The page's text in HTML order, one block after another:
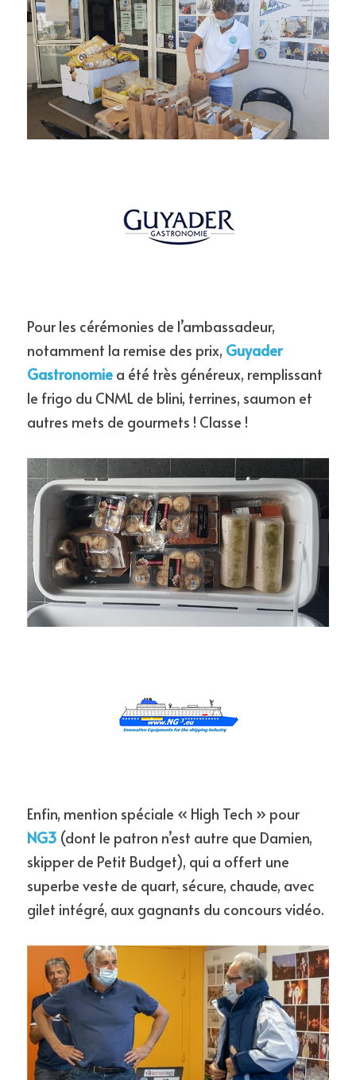
Pour les cérémonies de l’ambassadeur,
notamment la remise des prix, Guyader
Gastronomie a été très généreux, remplissant
le frigo du CNML de blini, terrines, saumon et
autres mets de gourmets ! Classe !
Enfin, mention spéciale « High Tech » pour
NG3 (dont le patron n’est autre que Damien,
skipper de Petit Budget), qui a offert une
superbe veste de quart, sécure, chaude, avec
gilet intégré, aux gagnants du concours vidéo.